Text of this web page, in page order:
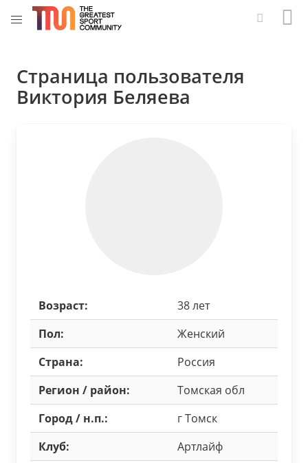
Страница пользователя
Виктория Беляева
Возраст:
38 лет
Пол:
Женский
Страна:
Россия
Регион / район:
Томская обл
Город / н.п.:
г Томск
Клуб:
Артлайф